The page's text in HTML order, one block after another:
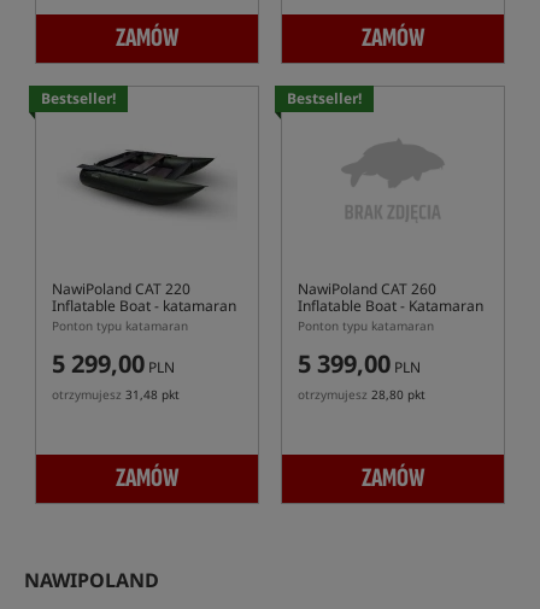
ZAMÓW ZAMÓW
Bestseller!
NawiPoland CAT 220
Inflatable Boat- katamaran
Ponton typu katamaran
5 299,00 PLN
otrzymujesz 31,48 pkt
ZAMÓW
Bestseller!
NawiPoland CAT 260
Inflatable Boat- Katamaran
Ponton typu katamaran
5 399,00 PLN
otrzymujesz 28,80 pkt
ZAMÓW
NAWIPOLAND